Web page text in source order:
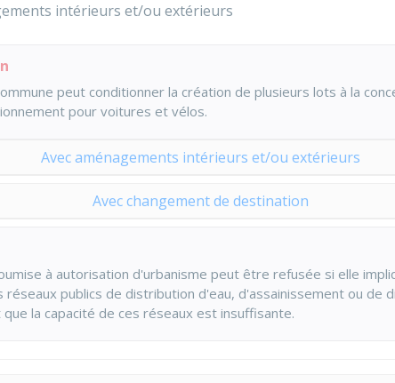
intérieurs et/ou extérieurs
peut conditionner la création de plusieurs lots à la
pour voitures et vélos.
Avec aménagements intérieurs et/ou extérieurs
Avec changement de destination
à autorisation d'urbanisme peut être refusée si elle
réseaux publics de distribution d'eau, d'assainissement ou de
la capacité de ces réseaux est insuffisante.